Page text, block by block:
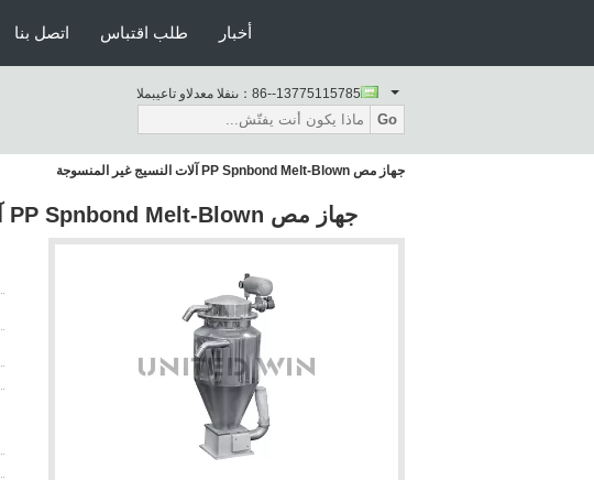
اتصل بنا طلب اقتباس أخبار
المبيعات والدعم الفنى： 86--13775115785
Go
جهاز مص PP Spnbond Melt-Blown آلات النسيج غير المنسوجة
جهاز مص PP Spnbond Melt-Blown آلات النسيج غير المنسوجة